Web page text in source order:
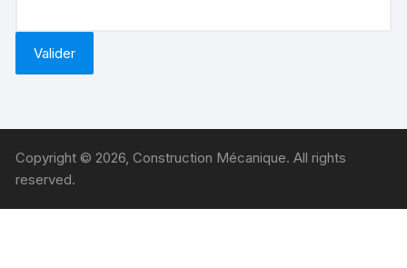
Copyright © 2026, Construction Mécanique. All rights
reserved.